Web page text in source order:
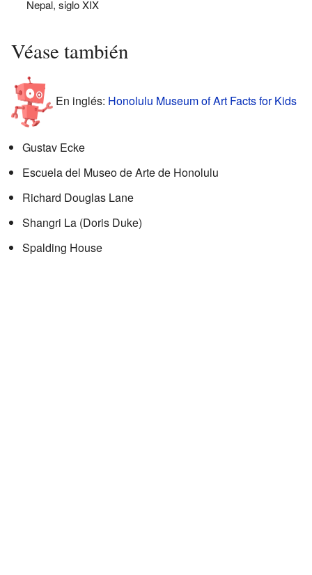
Nepal, siglo XIX
Véase también
En inglés: Honolulu Museum of Art Facts for Kids
Gustav Ecke
Escuela del Museo de Arte de Honolulu
Richard Douglas Lane
Shangri La (Doris Duke)
Spalding House